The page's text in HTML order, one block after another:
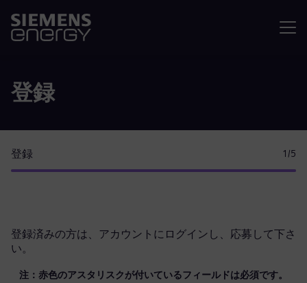
登録
登録 1 /5
登録済みの方は、 アカウントにログイン し、応募して下さ
い。
注：赤色のアスタリスクが付いているフィールドは必須です。